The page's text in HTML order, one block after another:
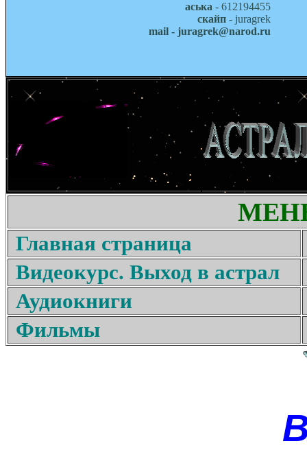
аська - 612194455
скайп - juragrek
mail - juragrek@narod.ru
Главная страница
Видеокурс. Выход в астрал
Аудиокниги
Фильмы